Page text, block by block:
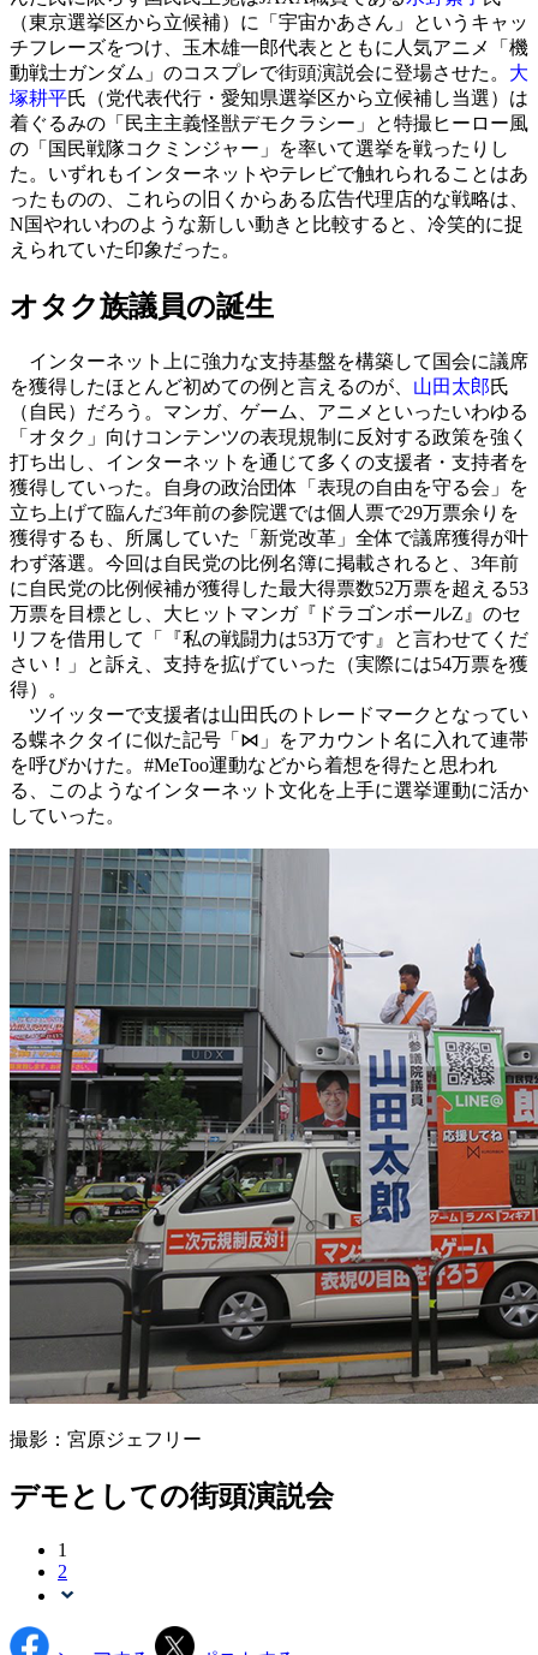
（東京選挙区から立候補）に「宇宙かあさん」というキャッ
チフレーズをつけ、玉木雄一郎代表とともに人気アニメ「機
動戦士ガンダム」のコスプレで街頭演説会に登場させた。 大
塚耕平氏（党代表代行・愛知県選挙区から立候補し当選）は
着ぐるみの「民主主義怪獣デモクラシー」と特撮ヒーロー風
の「国民戦隊コクミンジャー」を率いて選挙を戦ったりし
た。いずれもインターネットやテレビで触れられることはあ
ったものの、これらの旧くからある広告代理店的な戦略は、
N国やれいわのような新しい動きと比較すると、冷笑的に捉
えられていた印象だった。
オタク族議員の誕生
インターネット上に強力な支持基盤を構築して国会に議席
を獲得したほとんど初めての例と言えるのが、 山田太郎氏
（自民）だろう。マンガ、ゲーム、アニメといったいわゆる
「オタク」向けコンテンツの表現規制に反対する政策を強く
打ち出し、インターネットを通じて多くの支援者・支持者を
獲得していった。自身の政治団体「表現の自由を守る会」を
立ち上げて臨んだ3年前の参院選では個人票で29万票余りを
獲得するも、所属していた「新党改革」全体で議席獲得が叶
わず落選。今回は自民党の比例名簿に掲載されると、3年前
に自民党の比例候補が獲得した最大得票数52万票を超える53
万票を目標とし、大ヒットマンガ『ドラゴンボールZ』のセ
リフを借用して「『私の戦闘力は53万です』と言わせてくだ
さい！」と訴え、支持を拡げていった（実際には54万票を獲
得）。
ツイッターで支援者は山田氏のトレードマークとなってい
る蝶ネクタイに似た記号「⋈」をアカウント名に入れて連帯
を呼びかけた。#MeToo運動などから着想を得たと思われ
る、このようなインターネット文化を上手に選挙運動に活か
していった。
撮影：宮原ジェフリー
デモとしての街頭演説会
1
2